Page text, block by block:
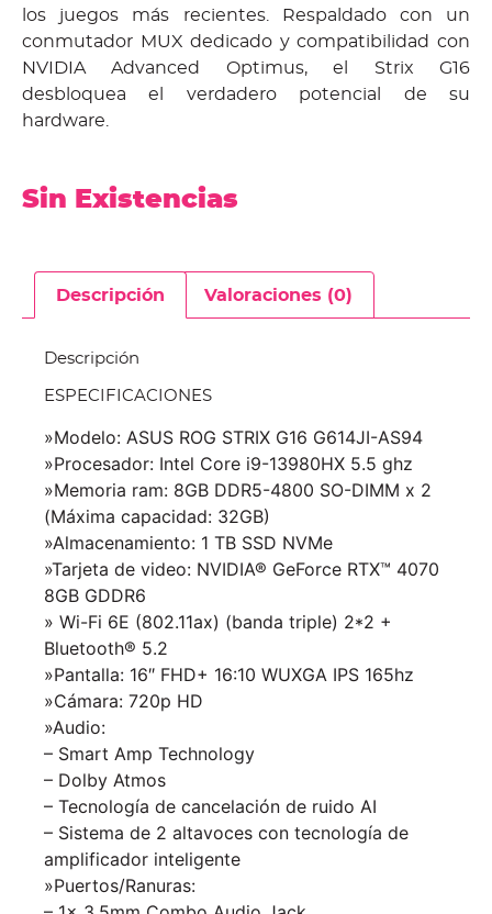
los juegos más recientes. Respaldado con un
conmutador MUX dedicado y compatibilidad con
NVIDIA Advanced Optimus, el Strix G16
desbloquea el verdadero potencial de su
hardware.
Sin Existencias
Descripción Valoraciones (0)
Descripción
ESPECIFICACIONES
»Modelo: ASUS ROG STRIX G16 G614JI-AS94
»Procesador: Intel Core i9-13980HX 5.5 ghz
»Memoria ram: 8GB DDR5-4800 SO-DIMM x 2
(Máxima capacidad: 32GB)
»Almacenamiento: 1 TB SSD NVMe
»Tarjeta de video: NVIDIA® GeForce RTX™ 4070
8GB GDDR6
» Wi-Fi 6E (802.11ax) (banda triple) 2*2 +
Bluetooth® 5.2
»Pantalla: 16″ FHD+ 16:10 WUXGA IPS 165hz
»Cámara: 720p HD
»Audio:
– Smart Amp Technology
– Dolby Atmos
– Tecnología de cancelación de ruido AI
– Sistema de 2 altavoces con tecnología de
amplificador inteligente
»Puertos/Ranuras: